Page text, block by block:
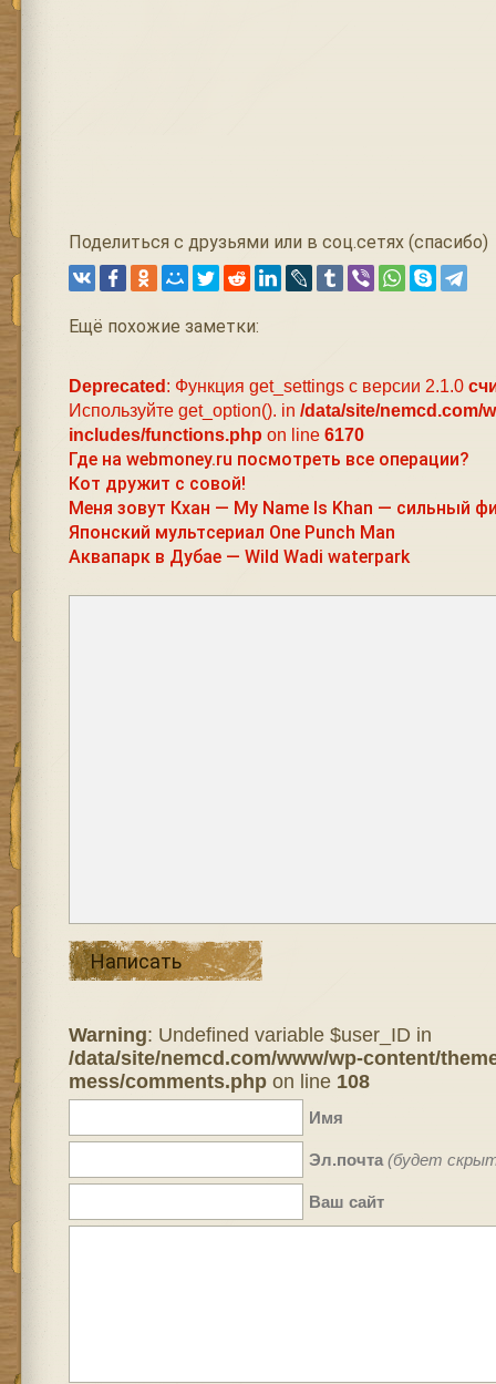
Поделиться с друзьями или в соц.сетях (спасибо)
Ещё похожие заметки:
Deprecated : Функция get_settings с версии 2.1.0
Используйте get_option(). in /data/site/nemcd.com/
includes/functions.php on line 6170
Где на webmoney.ru посмотреть все операции?
Кот дружит с совой!
Меня зовут Кхан — My Name Is Khan — сильный
Японский мультсериал One Punch Man
Аквапарк в Дубае — Wild Wadi waterpark
Написать
Warning: Undefined variable $user_ID in
/data/site/nemcd.com/www/wp-content/
mess/comments.phpon line 108
Имя
Эл.почта (будет
Ваш сайт